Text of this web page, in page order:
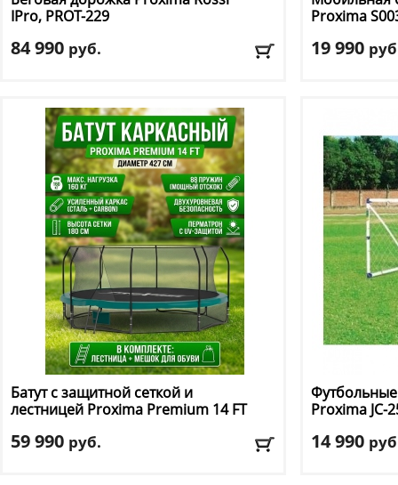
IPro, PROT-229
84 990 руб.
Скорость: от 1 до 20 км/ч
Мощность двигателя: 4 л.с.
Регулировка угла наклона: автоматическая
Доставка:БЕСПЛАТНО, 2-3 дня
Proxima
19 990
Размер
Тип
Доставка:
Батут с защитной сеткой и
лестницей Proxima Premium 14 FT
59 990 руб.
Футбольные
Proxima JC-
14 990